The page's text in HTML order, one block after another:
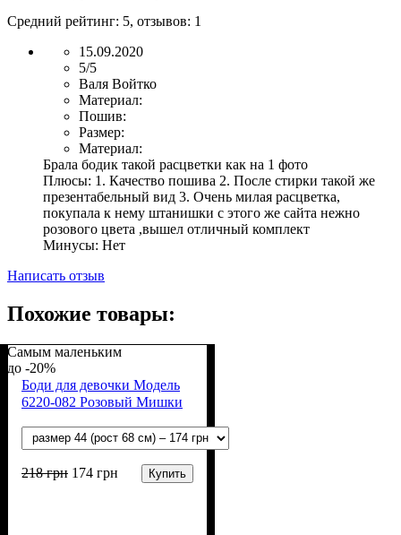
Средний рейтинг: 5, отзывов: 1
15.09.2020
5/5
Валя Войтко
Материал:
Пошив:
Размер:
Материал:
Брала бодик такой расцветки как на 1 фото
Плюсы: 1. Качество пошива 2. После стирки такой же
презентабельный вид 3. Очень милая расцветка,
покупала к нему штанишки с этого же сайта нежно
розового цвета ,вышел отличный комплект
Минусы: Нет
Написать отзыв
Похожие товары:
Самым маленьким
-20%
Боди для девочки Модель
6220-082 Розовый Мишки
218грн 174 грн Купить